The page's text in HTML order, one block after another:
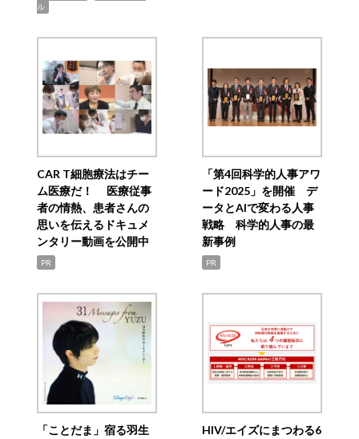
ル
CAR T細胞療法はチー
ム医療だ！ 医療従事
者の情熱、患者さんの
思いを伝えるドキュメ
ンタリー動画を公開中
PR
「第4回科学的人事アワ
ード2025」を開催 デ
ータとAIで変わる人事
戦略 科学的人事の最
新事例
PR
「ことだま」宿る羽生
HIV/エイズにまつわる6